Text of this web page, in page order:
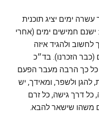
ימים יציג תוכנית
ישנם חמישים ימים (אחרי
ולהגיד איזה
(כבר הזכרנו). בד״כ
כל כך הרבה מעבר הפעם
ולשפר, ומאידך, יש
דרך גישה, כל זרם
משהו שישאר להבא.